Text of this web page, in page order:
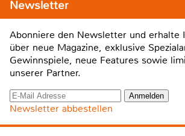
Newsletter
Abonniere den Newsletter und erhalte
über neue Magazine, exklusive
Gewinnspiele, neue Features sowie
unserer Partner.
Newsletter abbestellen